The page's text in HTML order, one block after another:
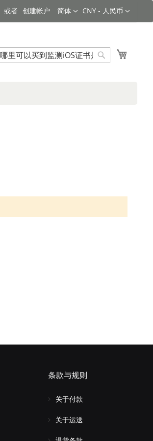
货币
CNY - 人民币
语言
简体
创建帐户
搜索
条款与规则
关于付款
关于运送